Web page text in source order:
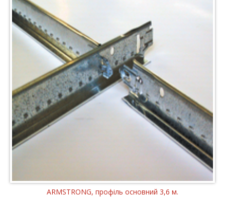
ARMSTRONG, профіль основний 3,6 м.